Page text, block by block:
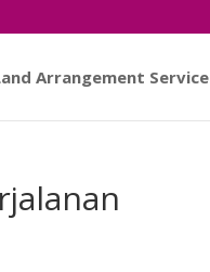
Arrangement Service